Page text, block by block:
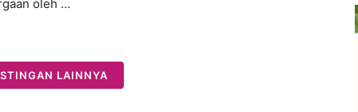
oleh …
LAINNYA